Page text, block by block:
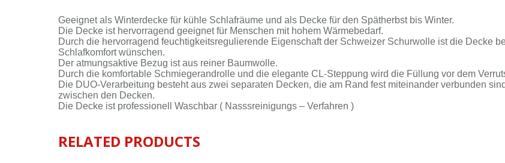
Ge­eig­net als Win­ter­de­cke für küh­le Schlaf­räu­me und als De­cke für den Spät­herbst bis Win­ter.
Die De­cke ist her­vor­ra­gend ge­eig­net für Men­schen mit ho­hem Wär­me­be­darf.
Durch die her­vor­ra­gend feuch­tig­keits­re­gu­lie­ren­de Ei­gen­schaft der Schwei­zer Schur­wol­le ist die De­cke
Schlaf­kom­fort wün­schen.
Der at­mungs­ak­ti­ve Be­zug ist aus rei­ner Baum­wol­le.
Durch die kom­for­ta­ble Schmie­ger­and­rol­le und die ele­gan­te CL-Steppung wird die Fül­lung vor dem
Die DUO-Verarbeitung be­steht aus zwei se­pa­ra­ten De­cken, die am Rand fest mit­ein­an­der ver­bun­den
zwi­schen den De­cken.
Die De­cke ist pro­fes­sio­nell Wasch­bar ( Nass­s­rei­ni­gungs – Ver­fah­ren )
RELATED PRODUCTS